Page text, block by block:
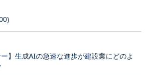
ー】生成AIの急速な進歩が建設業にどのよ